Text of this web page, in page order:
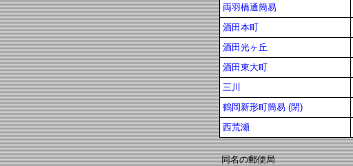
両羽橋通簡易
酒田本町
酒田光ヶ丘
酒田東大町
三川
鶴岡新形町簡易 (閉)
西荒瀬
同名の郵便局